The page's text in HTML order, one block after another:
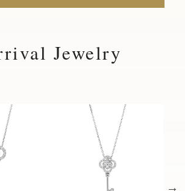
Jewelry